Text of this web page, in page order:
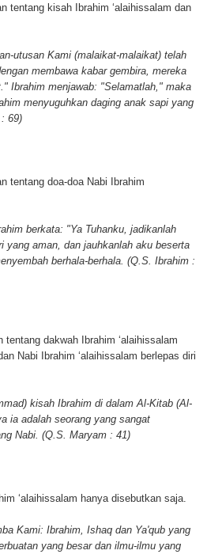
tentang kisah Ibrahim ‘alaihissalam dan
utusan Kami (malaikat-malaikat) telah
membawa kabar gembira, mereka
Ibrahim menjawab: "Selamatlah," maka
menyuguhkan daging anak sapi yang
69)
tentang doa-doa Nabi Ibrahim
berkata: "Ya Tuhanku, jadikanlah
yang aman, dan jauhkanlah aku beserta
berhala-berhala. (Q.S. Ibrahim :
tentang dakwah Ibrahim ‘alaihissalam
Nabi Ibrahim ‘alaihissalam berlepas diri
kisah Ibrahim di dalam Al-Kitab (Al-
ia adalah seorang yang sangat
Nabi. (Q.S. Maryam : 41)
‘alaihissalam hanya disebutkan saja.
Kami: Ibrahim, Ishaq dan Ya'qub yang
yang besar dan ilmu-ilmu yang